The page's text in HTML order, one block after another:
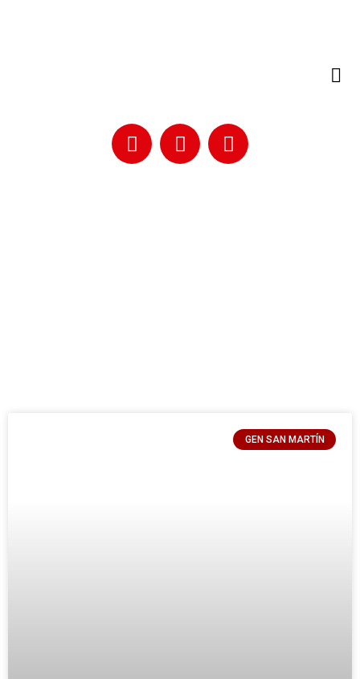
GEN SAN MARTÍN